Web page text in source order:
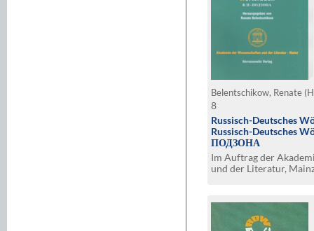
Belentschikow, Renate
8
Russisch-Deutsches
Russisch-Deutsches
ПОДЗОНА
Im Auftrag der
und der Literatur,